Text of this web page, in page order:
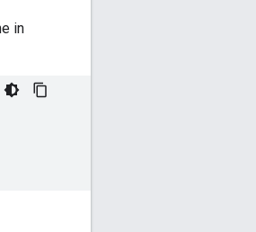
in